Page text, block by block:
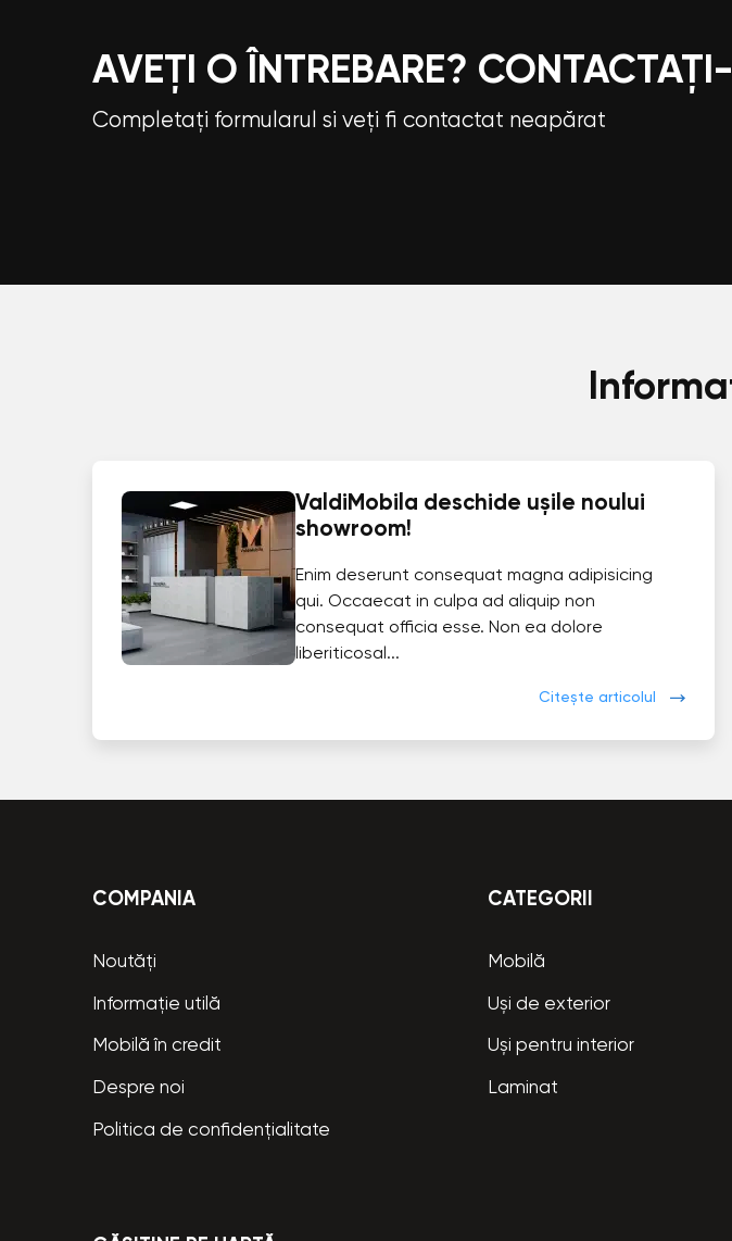
AVEȚI O ÎNTREBARE?
Completați formularul si veți fi contactat neapărat
ValdiMobila deschide ușile noului
showroom!
Enim deserunt consequat magna adipisicing
qui. Occaecat in culpa ad aliquip non
consequat officia esse. Non ea dolore
liberiticosal...
Citește articolul
COMPANIA
Noutăți
Informație utilă
Mobilă în credit
Despre noi
Politica de confidențialitate
CATEGORII
Mobilă
Uși de exterior
Uși pentru interior
Laminat